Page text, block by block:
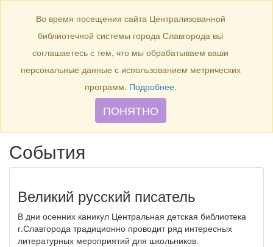
задолженность
г. Славгород,
ул. Луначарского, 144
8 (38568)5-12-20
Правила пользования
Наши сотрудники
Новые книги Рекомендуем прочитать
Журнальный стол Памятки читателю
События
Великий русский писатель
В дни осенних каникул Центральная детская библиотека
г.Славгорода традиционно проводит ряд интересных
литературных мероприятий для школьников.
Во время посещения сайта Централизованной
библиотечной системы города Славгорода вы
соглашаетесь с тем, что мы обрабатываем ваши
персональные данные с использованием метрических
программ. Подробнее.
ПОНЯТНО